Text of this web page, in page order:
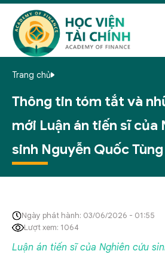
Trang chủ
Thông tin tóm tắt và
mới Luận án tiến sĩ của
sinh Nguyễn Quốc Tùng
Ngày phát hành: 03/06/2026 - 01:55
Lượt xem: 1064
Luận án tiến sĩ của Nghiên cứu